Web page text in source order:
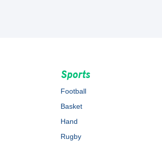
Sports
Football
Basket
Hand
Rugby